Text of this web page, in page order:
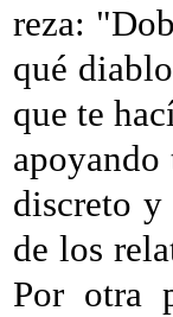
reza:
qué
que te
discreto y
de los
Por otra